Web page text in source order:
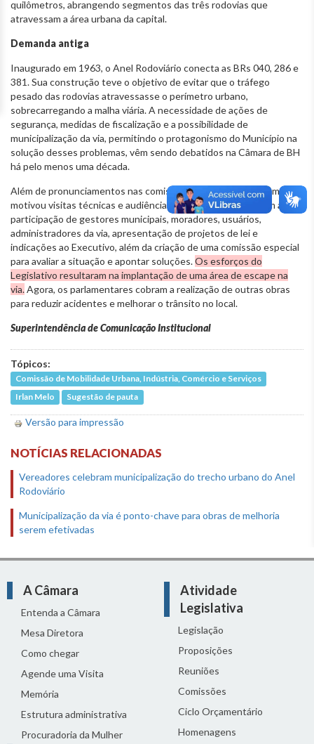
quilômetros, abrangendo segmentos das três rodovias que
atravessam a área urbana da capital.
Demanda antiga
Inaugurado em 1963, o Anel Rodoviário conecta as BRs 040, 286 e
381. Sua construção teve o objetivo de evitar que o tráfego
pesado das rodovias atravessasse o perímetro urbano,
sobrecarregando a malha viária. A necessidade de ações de
segurança, medidas de fiscalização e a possibilidade de
municipalização da via, permitindo o protagonismo do Município na
solução desses problemas, vêm sendo debatidos na Câmara de BH
há pelo menos uma década.
Além de pronunciamentos nas comissões e no Plenário, o tema
motivou visitas técnicas e audiências públicas na CMBH, com a
participação de gestores municipais, moradores, usuários,
administradores da via, apresentação de projetos de lei e
indicações ao Executivo, além da criação de uma comissão especial
para avaliar a situação e apontar soluções.Os esforços do
Legislativo resultaram na implantação de uma área de escape na
via.Agora, os parlamentares cobram a realização de outras obras
para reduzir acidentes e melhorar o trânsito no local.
Superintendência de Comunicação Institucional
Tópicos:
Comissão de Mobilidade Urbana, Indústria, Comércio e Serviços
Irlan Melo
Sugestão de pauta
Versão para impressão
NOTÍCIAS RELACIONADAS
Vereadores celebram municipalização do trecho urbano do Anel
Rodoviário
Municipalização da via é ponto-chave para obras de melhoria
serem efetivadas
A Câmara
Entenda a Câmara
Mesa Diretora
Como chegar
Agende uma Visita
Memória
Estrutura administrativa
Procuradoria da Mulher
Atividade
Legislativa
Legislação
Proposições
Reuniões
Comissões
Ciclo Orçamentário
Homenagens